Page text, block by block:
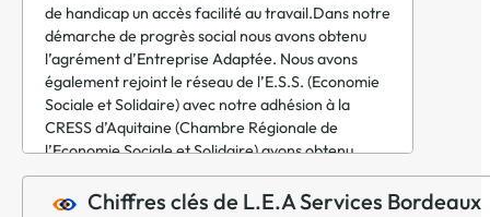
de handicap un accès facilité au travail.Dans notre
démarche de progrès social nous avons obtenu
l’agrément d’Entreprise Adaptée. Nous avons
également rejoint le réseau de l’E.S.S. (Economie
Sociale et Solidaire) avec notre adhésion à la
CRESS d’Aquitaine (Chambre Régionale de
l’Economie Sociale et Solidaire) avons obtenu
l’agrément ESUS (Entreprise Solidaire d’Utilité
Sociale).Enfin notre ADN et nos valeurs nous ont
Chiffres clés de L.E.A Services Bordeaux